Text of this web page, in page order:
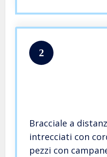
2
Bracciale a
intrecciati con
pezzi con